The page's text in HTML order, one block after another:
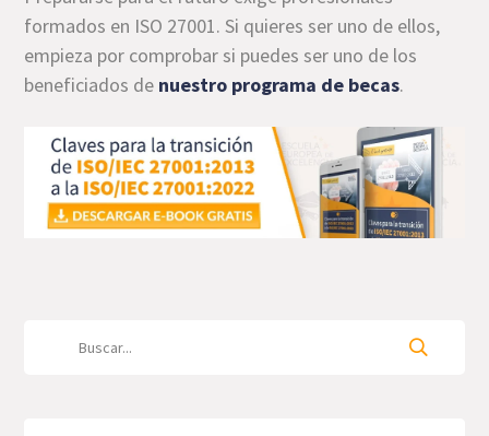
formados en ISO 27001. Si quieres ser uno de ellos,
empieza por comprobar si puedes ser uno de los
beneficiados de nuestro programa de becas.